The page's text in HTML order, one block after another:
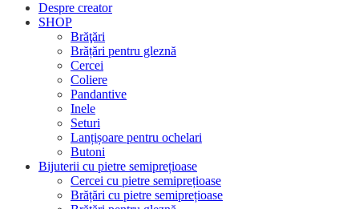
Despre creator
SHOP
Brăţări
Brățări pentru gleznă
Cercei
Coliere
Pandantive
Inele
Seturi
Lanțișoare pentru ochelari
Butoni
Bijuterii cu pietre semiprețioase
Cercei cu pietre semiprețioase
Brățări cu pietre semiprețioase